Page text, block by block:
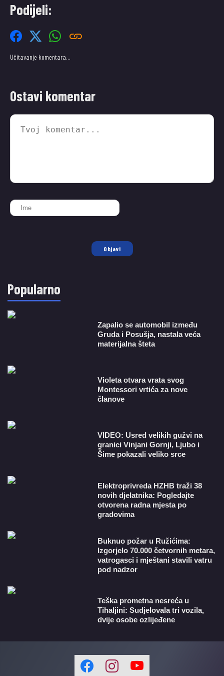
Podijeli:
Učitavanje komentara…
Ostavi komentar
Objavi
Popularno
Zapalio se automobil između
Gruda i Posušja, nastala veća
materijalna šteta
Violeta otvara vrata svog
Montessori vrtića za nove
članove
VIDEO: Usred velikih gužvi na
granici Vinjani Gornji, Ljubo i
Šime pokazali veliko srce
​Elektroprivreda HZHB traži 38
novih djelatnika: Pogledajte
otvorena radna mjesta po
gradovima
Buknuo požar u Ružićima:
Izgorjelo 70.000 četvornih metara,
vatrogasci i mještani stavili vatru
pod nadzor
Teška prometna nesreća u
Tihaljini: Sudjelovala tri vozila,
dvije osobe ozlijeđene